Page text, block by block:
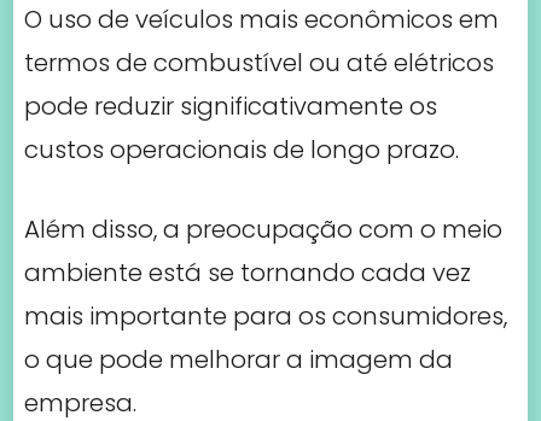
O uso de veículos mais econômicos em
termos de combustível ou até elétricos
pode reduzir significativamente os
custos operacionais de longo prazo.
Além disso, a preocupação com o meio
ambiente está se tornando cada vez
mais importante para os consumidores,
o que pode melhorar a imagem da
empresa.